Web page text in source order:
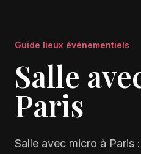
Guide lieux événementiels
Salle
Paris
Salle avec micro à Paris